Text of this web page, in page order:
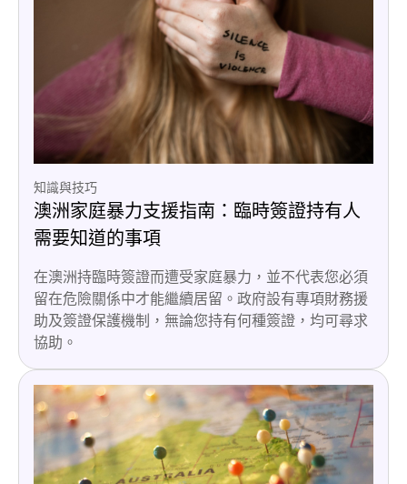
知識與技巧
澳洲家庭暴力支援指南：臨時簽證持有人
需要知道的事項
在澳洲持臨時簽證而遭受家庭暴力，並不代表您必須
留在危險關係中才能繼續居留。政府設有專項財務援
助及簽證保護機制，無論您持有何種簽證，均可尋求
協助。